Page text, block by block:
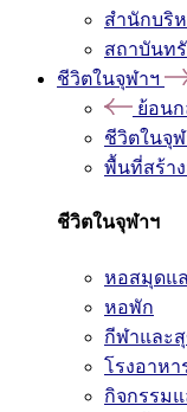
สำนักบริ
สถาบันท
ชีวิตในจุฬาฯ
ย้อน
ชีวิตในจุฬ
พื้นที่สร้า
ชีวิตในจุฬาฯ
หอสมุดแ
หอพัก
กีฬาและ
โรงอาหา
กิจกรรม